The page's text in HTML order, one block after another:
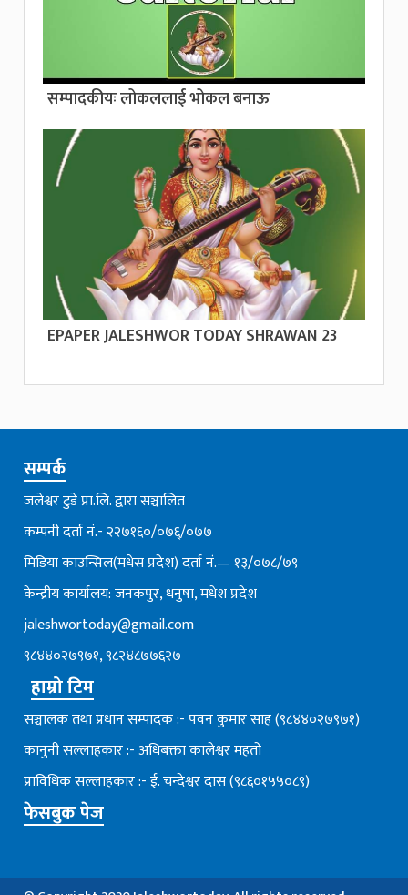
सम्पादकीयः लोकललाई भोकल बनाऊ
EPAPER JALESHWOR TODAY SHRAWAN 23
सम्पर्क
जलेश्वर टुडे प्रा.लि. द्वारा सञ्चालित
कम्पनी दर्ता नं.- २२७१६०/०७६्/०७७
मिडिया काउन्सिल(मधेस प्रदेश) दर्ता नं.— १३/०७८/७९
केन्द्रीय कार्यालय: जनकपुर, धनुषा, मधेश प्रदेश
jaleshwortoday@gmail.com
९८४४०२७९७१, ९८२४८७७६२७
हाम्रो टिम
सञ्चालक तथा प्रधान सम्पादक :- पवन कुमार साह (९८४४०२७९७१)
कानुनी सल्लाहकार :- अधिबक्ता कालेश्वर महतो
प्राविधिक सल्लाहकार :- ई. चन्देश्वर दास (९८६०१५५०८९)
फेसबुक पेज